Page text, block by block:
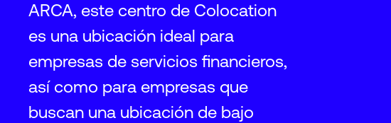
ARCA, este centro de Colocation
es una ubicación ideal para
empresas de servicios financieros,
así como para empresas que
buscan una ubicación de bajo